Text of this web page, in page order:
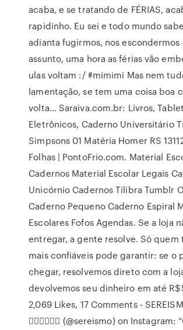
acaba, e se tratando de FÉRIAS,
rapidinho. Eu sei e todo mundo
adianta fugirmos, nos
assunto, uma hora as férias vão
ulas voltam :/ #mimimi Mas nem
lamentação, se tem uma coisa boa
volta… Saraiva.com.br: Livros,
Eletrônicos, Caderno Universitário
Simpsons 01 Matéria Homer RS
Folhas | PontoFrio.com. Material
Cadernos Material Escolar Legais
Unicórnio Cadernos Tilibra Tumblr
Caderno Pequeno Caderno Espiral
Escolares Fofos Agendas. Se a loja
entregar, a gente resolve. Só quem
mais confiáveis pode garantir: se o
chegar, resolvemos direto com a
devolvemos seu dinheiro em até
2,069 Likes, 17 Comments -
🧜🏻‍♀️🧜🏿‍♂️ (@sereismo) on Instagram: